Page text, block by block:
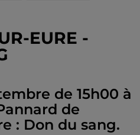
EURE -
de 15h00 à
de
: Don du sang.